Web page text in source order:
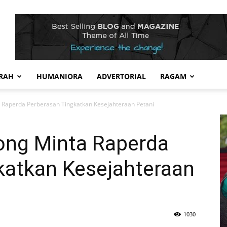
HUMANIORA ADVERTORIAL RAGAM
Perberasan Tingkatkan Kesejahteraan Petani
Minta Raperda
Kesejahteraan
1030